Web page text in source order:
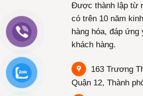
Được thành lập từ
có trên 10 năm
hàng hóa, đáp ứng
khách hàng.
163 Trương
Quận 12, Thành